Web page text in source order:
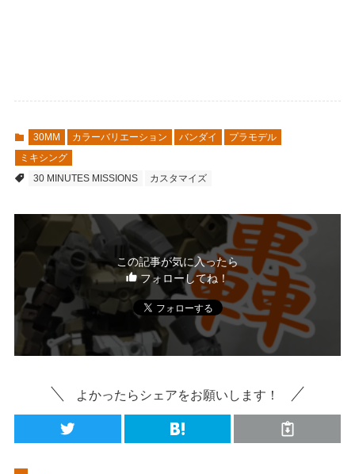
30MM カラーバリエーション バンダイ
プラモデル
ミキシング
30 MINUTES MISSIONS
カスタマイズ
この記事が気に入ったら
フォローしてね！
よかったらシェアをお願いします！